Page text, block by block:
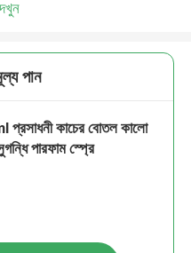
পান
কাচের বোতল কালো
পারফাম স্প্রে